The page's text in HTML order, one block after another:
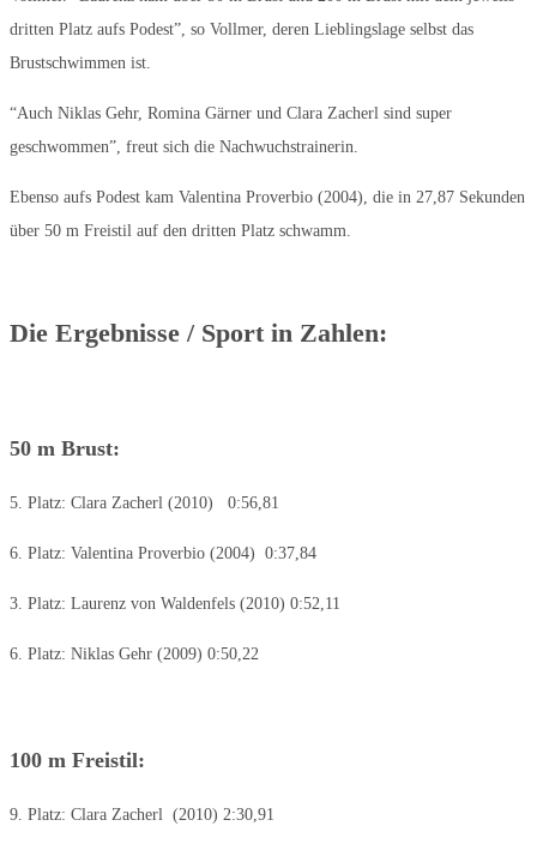
dritten Platz aufs Podest”, so Vollmer, deren Lieblingslage selbst das
Brustschwimmen ist.
“Auch Niklas Gehr, Romina Gärner und Clara Zacherl sind super
geschwommen”, freut sich die Nachwuchstrainerin.
Ebenso aufs Podest kam Valentina Proverbio (2004), die in 27,87 Sekunden
über 50 m Freistil auf den dritten Platz schwamm.
Die Ergebnisse / Sport in Zahlen:
50 m Brust:
5. Platz: Clara Zacherl (2010) 0:56,81
6. Platz: Valentina Proverbio (2004) 0:37,84
3. Platz: Laurenz von Waldenfels (2010) 0:52,11
6. Platz: Niklas Gehr (2009) 0:50,22
100 m Freistil:
9. Platz: Clara Zacherl (2010) 2:30,91